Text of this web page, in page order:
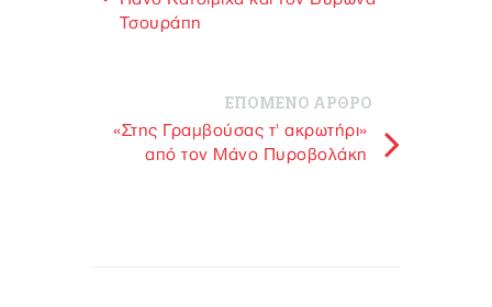
Τσουράπη
ΕΠΟΜΕΝΟ ΑΡΘΡΟ
«Στης Γραμβούσας τ' ακρωτήρι»
από τον Μάνο Πυροβολάκη